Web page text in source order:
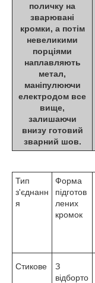
поличку на
зварювані
кромки, а потім
невеликими
порціями
наплавляють
метал,
маніпулюючи
електродом все
вище,
залишаючи
внизу готовий
зварний шов.
Тип
з'єднанн
я
Форма
підготов
лених
кромок
Стикове
З
відборто